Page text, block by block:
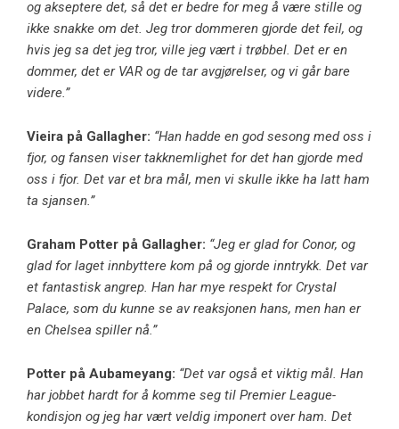
og akseptere det, så det er bedre for meg å være stille og
ikke snakke om det. Jeg tror dommeren gjorde det feil, og
hvis jeg sa det jeg tror, ​​ville jeg vært i trøbbel. Det er en
dommer, det er VAR og de tar avgjørelser, og vi går bare
videre.”
Vieira på Gallagher: “Han hadde en god sesong med oss ​​i
fjor, og fansen viser takknemlighet for det han gjorde med
oss ​​i fjor. Det var et bra mål, men vi skulle ikke ha latt ham
ta sjansen.”
Graham Potter på Gallagher: “Jeg er glad for Conor, og
glad for laget innbyttere kom på og gjorde inntrykk. Det var
et fantastisk angrep. Han har mye respekt for Crystal
Palace, som du kunne se av reaksjonen hans, men han er
en Chelsea spiller nå.”
Potter på Aubameyang: “Det var også et viktig mål. Han
har jobbet hardt for å komme seg til Premier League-
kondisjon og jeg har vært veldig imponert over ham. Det